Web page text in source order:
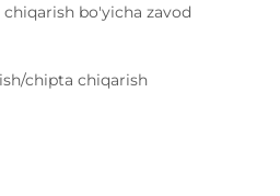
bo'yicha zavod
chipta chiqarish